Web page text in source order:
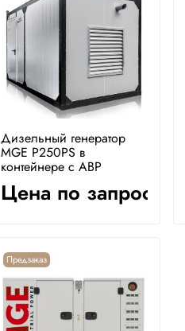
Дизельный генератор
MGE P250PS в
контейнере с АВР
Цена по запросу
Предзаказ